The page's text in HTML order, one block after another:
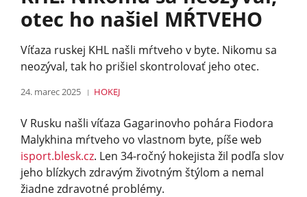
otec ho našiel MŔTVEHO
Víťaza ruskej KHL našli mŕtveho v byte. Nikomu sa
neozýval, tak ho prišiel skontrolovať jeho otec.
24. marec 2025 HOKEJ
V Rusku našli víťaza Gagarinovho pohára Fiodora
Malykhina mŕtveho vo vlastnom byte, píše web
isport.blesk.cz. Len 34-ročný hokejista žil podľa slov
jeho blízkych zdravým životným štýlom a nemal
žiadne zdravotné problémy.